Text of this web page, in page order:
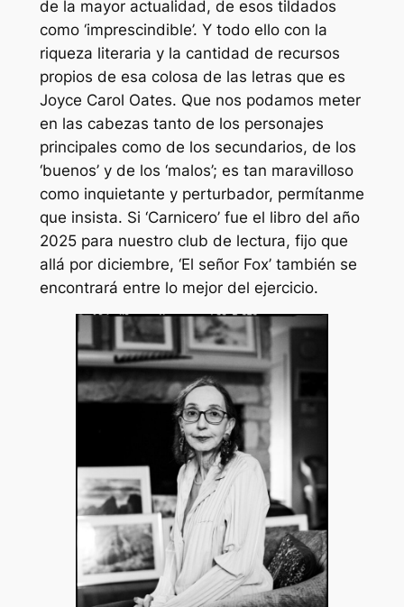
de la mayor actualidad, de esos tildados
como ‘imprescindible’. Y todo ello con la
riqueza literaria y la cantidad de recursos
propios de esa colosa de las letras que es
Joyce Carol Oates. Que nos podamos meter
en las cabezas tanto de los personajes
principales como de los secundarios, de los
‘buenos’ y de los ‘malos’; es tan maravilloso
como inquietante y perturbador, permítanme
que insista. Si ‘Carnicero’ fue el libro del año
2025 para nuestro club de lectura, fijo que
allá por diciembre, ‘El señor Fox’ también se
encontrará entre lo mejor del ejercicio.